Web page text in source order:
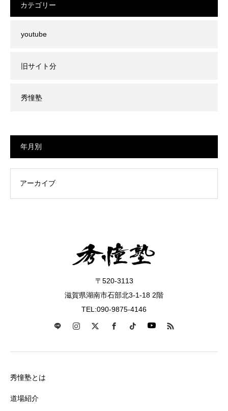
カテゴリー
youtube
旧サイト分
秀憧塾
年月別
〒520-3113
滋賀県湖南市石部北3-1-18 2階
TEL:090-9875-4146
秀憧塾とは
道場紹介